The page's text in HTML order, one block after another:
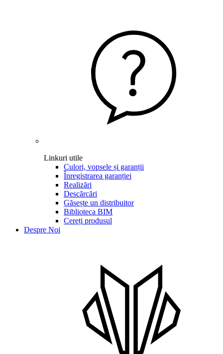
Linkuri utile
Culori, vopsele și garanții
Înregistrarea garanției
Realizări
Descărcări
Găsește un distribuitor
Biblioteca BIM
Cereți produsul
Despre Noi